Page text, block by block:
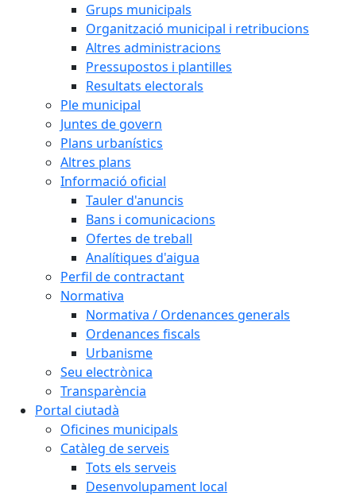
Grups municipals
Organització municipal i retribucions
Altres administracions
Pressupostos i plantilles
Resultats electorals
Ple municipal
Juntes de govern
Plans urbanístics
Altres plans
Informació oficial
Tauler d'anuncis
Bans i comunicacions
Ofertes de treball
Analítiques d'aigua
Perfil de contractant
Normativa
Normativa / Ordenances generals
Ordenances fiscals
Urbanisme
Seu electrònica
Transparència
Portal ciutadà
Oficines municipals
Catàleg de serveis
Tots els serveis
Desenvolupament local